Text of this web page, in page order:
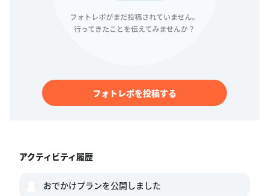
フォトレポを投稿する
アクティビティ履歴
おでかけプランを公開しました